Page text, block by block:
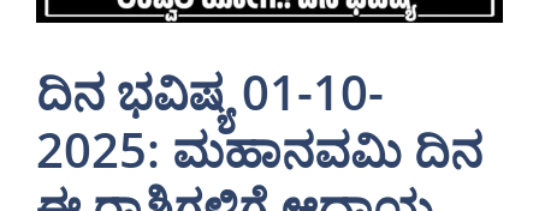
ದಿನ ಭವಿಷ್ಯ 01-10-
2025: ಮಹಾನವಮಿ ದಿನ